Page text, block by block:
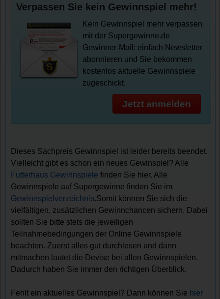
Verpassen Sie kein Gewinnspiel mehr!
Kein Gewinnspiel mehr verpassen
mit der Supergewinne.de
Gewinner-Mail: einfach Newsletter
abonnieren und Sie bekommen
kostenlos aktuelle Gewinnspiele
zugeschickt.
Jetzt anmelden
Dieses Sachpreis Gewinnspiel ist leider bereits beendet.
Vielleicht gibt es schon ein neues Gewinspiel? Alle
Futterhaus Gewinnspiele finden Sie hier. Alle
Gewinnspiele auf Supergewinne finden Sie im
Gewinnspielverzeichnis.Somit können Sie sich die
vielfältigen, zusätzlichen Gewinnchancen sichern. Dabei
sollten Sie bitte stets die jeweiligen
Teilnahmebedingungen der Online Gewinnspiele
beachten. Zuerst alles gut durchlesen und dann
mitmachen lautet die Devise bei allen Gewinnspielen.
Dadurch haben Sie immer den richtigen Überblick.
Fehlt ein aktuelles Gewinnspiel? Dann können Sie hier